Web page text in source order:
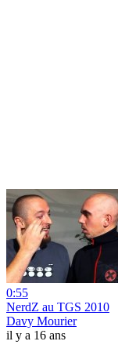
0:55
NerdZ au TGS 2010
Davy Mourier
il y a 16 ans